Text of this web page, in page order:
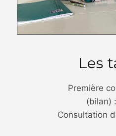
Les
Première
(bilan) :
Consultation